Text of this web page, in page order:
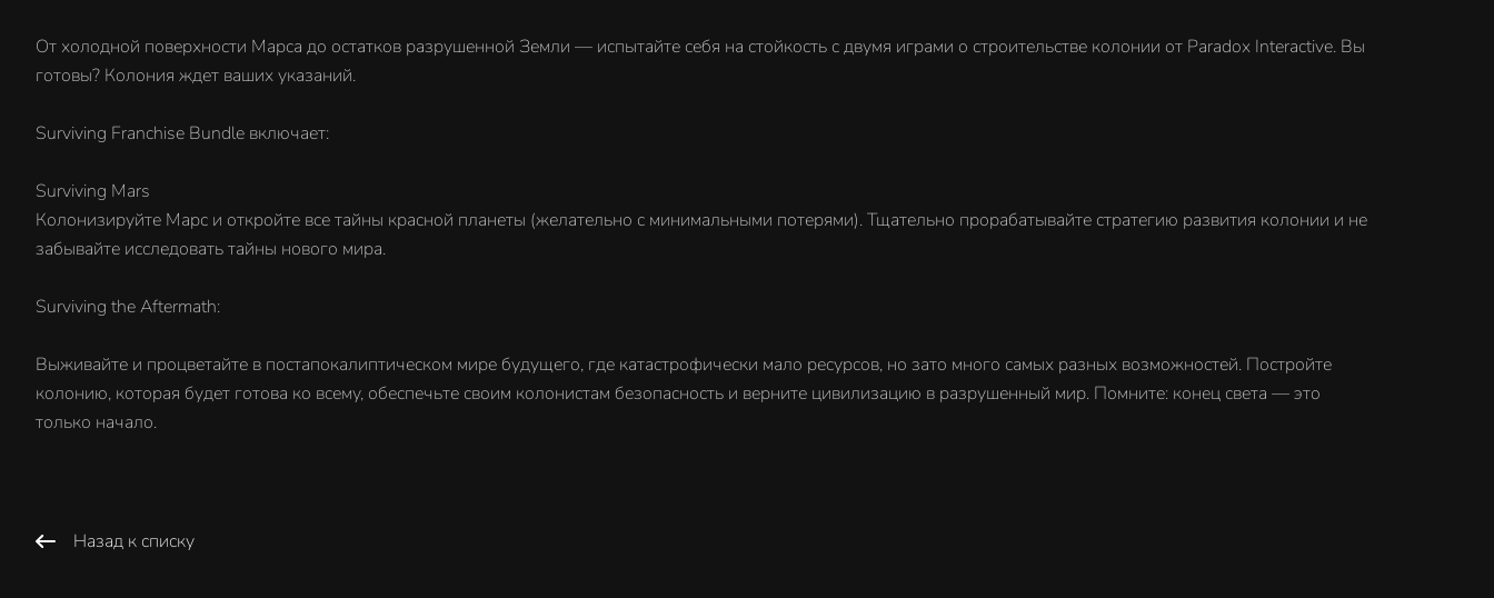
От холодной поверхности Марса до остатков разрушенной Земли — испытайте себя на стойкость с двумя играми о строительстве колонии от Paradox Interactive. Вы
готовы? Колония ждет ваших указаний.
Surviving Franchise Bundle включает:
Surviving Mars
Колонизируйте Марс и откройте все тайны красной планеты (желательно с минимальными потерями). Тщательно прорабатывайте стратегию развития колонии и не
забывайте исследовать тайны нового мира.
Surviving the Aftermath:
Выживайте и процветайте в постапокалиптическом мире будущего, где катастрофически мало ресурсов, но зато много самых разных возможностей. Постройте
колонию, которая будет готова ко всему, обеспечьте своим колонистам безопасность и верните цивилизацию в разрушенный мир. Помните: конец света — это
только начало.
Назад к списку